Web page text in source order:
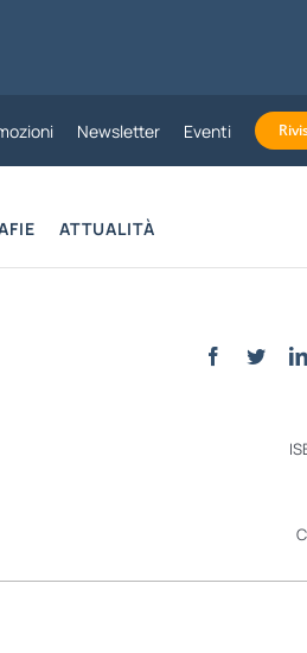
Newsletter Eventi
ATTUALITÀ